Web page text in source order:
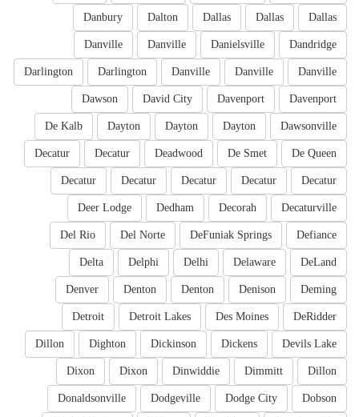
Dallas
Dallas
Dallas
Dalton
Danbury
Dandridge
Danielsville
Danville
Danville
Danville
Danville
Danville
Darlington
Darlington
Davenport
Davenport
David City
Dawson
Dawsonville
Dayton
Dayton
Dayton
De Kalb
De Queen
De Smet
Deadwood
Decatur
Decatur
Decatur
Decatur
Decatur
Decatur
Decatur
Decaturville
Decorah
Dedham
Deer Lodge
Defiance
DeFuniak Springs
Del Norte
Del Rio
DeLand
Delaware
Delhi
Delphi
Delta
Deming
Denison
Denton
Denton
Denver
DeRidder
Des Moines
Detroit Lakes
Detroit
Devils Lake
Dickens
Dickinson
Dighton
Dillon
Dillon
Dimmitt
Dinwiddie
Dixon
Dixon
Dobson
Dodge City
Dodgeville
Donaldsonville